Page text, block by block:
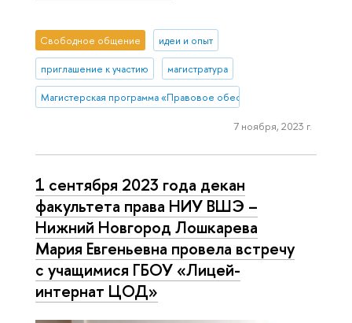
Свободное общение идеи и опыт
приглашение к участию магистратура
Магистерская программа «Правовое обеспечение и защита
7 ноября, 2023 г.
1 сентября 2023 года декан
факультета права НИУ ВШЭ –
Нижний Новгород Лошкарева
Мария Евгеньевна провела встречу
с учащимися ГБОУ «Лицей-
интернат ЦОД»